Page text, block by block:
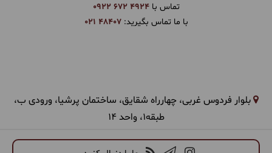
تماس با0922 672 4924
با ما تماس بگیرید:021 48407
بلوار فردوس غربی، چهارراه شقایق، ساختمان پرشیا، ورودی ب،
طبقه1، واحد 14